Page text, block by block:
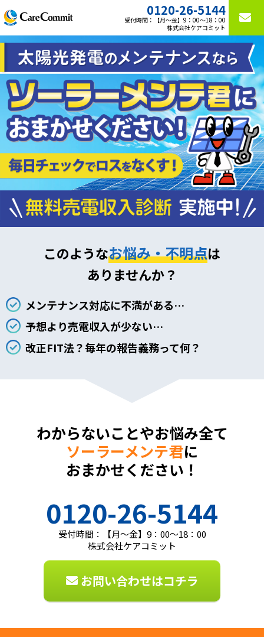
0120-26-5144
受付時間：【月〜金】9：00〜18：00
株式会社ケアコミット
このようなお悩み・不明点は
ありませんか？
メンテナンス対応に不満がある…
予想より売電収入が少ない…
改正FIT法？毎年の報告義務って何？
わからないことやお悩み全て
ソーラーメンテ君に
おまかせください！
0120-26-5144
受付時間：【月〜金】9：00〜18：00
株式会社ケアコミット
お問い合わせはコチラ